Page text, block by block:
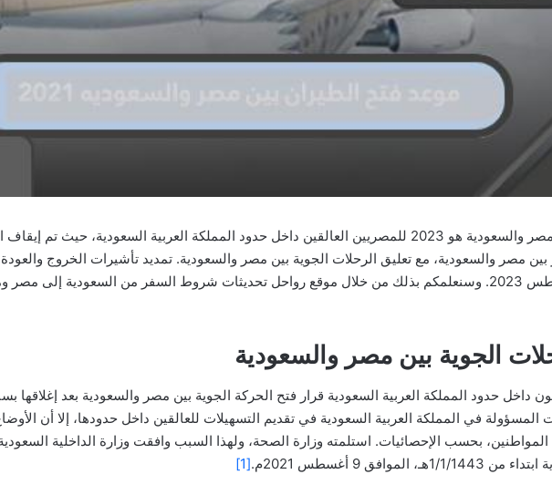
موعد فتح الرحلات بين مصر والسعودية هو 2023 للمصريين العالقين داخل حدود المملكة العربية
مصر والسعودية، مع تعليق الرحلات الجوية بين مصر والسعودية. تمديد تأشيرات الخروج والعودة
السعودية حتى 30 أغسطس 2023. وسنعلمكم بذلك من خلال موقع رواحل تحديثات شروط السفر من السعودية
الجوية بين مصر والسعودية
داخل حدود المملكة العربية السعودية قرار فتح الحركة الجوية بين مصر والسعودية بعد
المسؤولة في المملكة العربية السعودية في تقديم التسهيلات للعالقين داخل حدودها، إلا أن
بحسب الإحصائيات. استلمته وزارة الصحة، ولهذا السبب وافقت وزارة الداخلية
9 أغسطس 2021م.
[1]